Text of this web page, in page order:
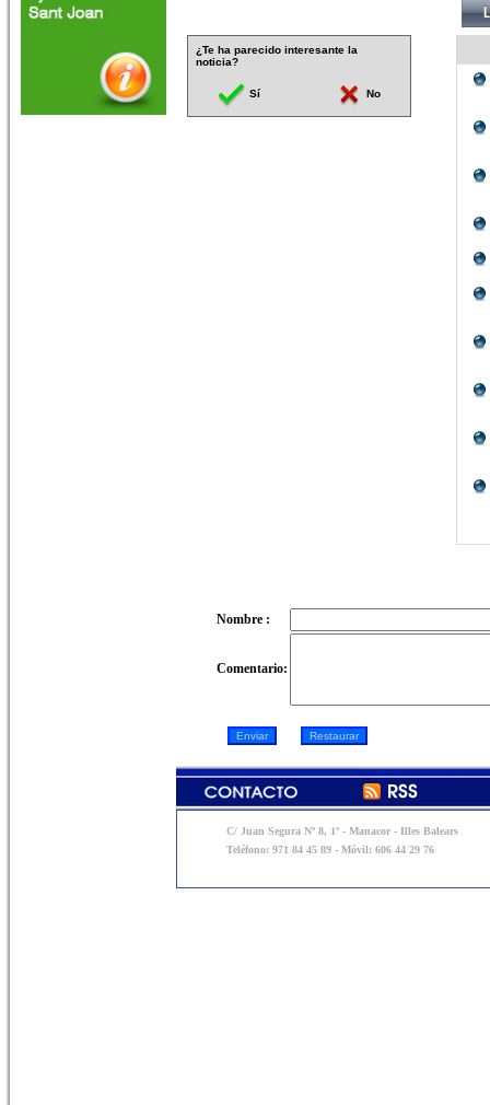
¿Te ha parecido interesante la
noticia?
Sí No
Nombre :
Comentario:
C/ Juan Segura Nº 8, 1º - Manacor - Illes Balears
Teléfono: 971 84 45 89 - Móvil: 606 44 29 76